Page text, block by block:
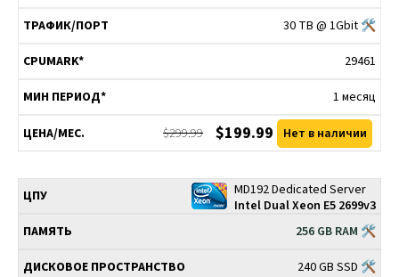
30 TB @ 1Gbit 🛠
29461
1 месяц
$299.99 $199.99 Нет в наличии
MD192 Dedicated Server
Intel Dual Xeon E5 2699v3
256 GB RAM 🛠
240 GB SSD 🛠